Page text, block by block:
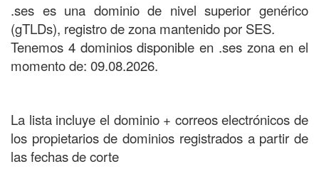
.ses es una dominio de nivel superior genérico
(gTLDs), registro de zona mantenido por SES.
Tenemos 4 dominios disponible en .ses zona en el
momento de: 09.08.2026.
La lista incluye el dominio + correos electrónicos de
los propietarios de dominios registrados a partir de
las fechas de corte